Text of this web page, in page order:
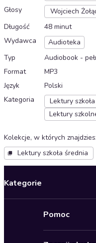
Głosy
Wojciech
Długość
48 minut
Wydawca
Audioteka
Typ
Audiobook -
Format
MP3
Język
Polski
Kategoria
Lektury
Lektury
Kolekcje, w których
Lektury szkoła średnia
Kategorie
Pomoc